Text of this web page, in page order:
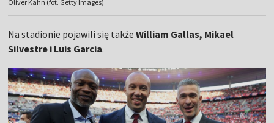
Oliver Kahn (fot. Getty Images)
Na stadionie pojawili się takżeWilliam Gallas, Mikael
Silvestre i Luis Garcia.